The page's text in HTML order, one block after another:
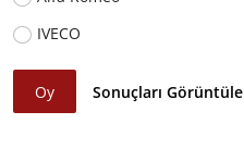
IVECO
Oy Sonuçları Görüntüle